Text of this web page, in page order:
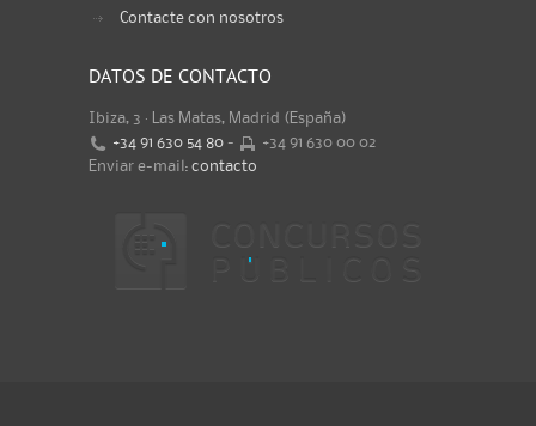
Contacte con nosotros
DATOS DE CONTACTO
Ibiza, 3 · Las Matas, Madrid (España)
+34 91 630 54 80 -
+34 91 630 00 02
Enviar e-mail: contacto